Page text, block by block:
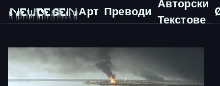
███▄    █ ▓█████  █     █░▓█████▄ ▓█████   ▄████ ▓█████  ███▄    █
██ ▀█   █ ▓█   ▀ ▓█░ █ ░█░▒██▀ ██▌▓█   ▀  ██▒ ▀█▒▓█   ▀  ██ ▀█   █
▓██  ▀█ ██▒▒███   ▒█░ █ ░█ ░██   █▌▒███   ▒██░▄▄▄░▒███   ▓██  ▀█ ██▒
▓██▒  ▐▌██▒▒▓█  ▄ ░█░ █ ░█ ░▓█▄   ▌▒▓█  ▄ ░▓█  ██▓▒▓█  ▄ ▓██▒  ▐▌██▒
▒██░   ▓██░░▒████▒░░██▒██▓ ░▒████▓ ░▒████▒░▒▓███▀▒░▒████▒▒██░   ▓██░
░ ▒░   ▒ ▒ ░░ ▒░ ░░ ▓░▒ ▒   ▒▒▓  ▒ ░░ ▒░ ░ ░▒   ▒ ░░ ▒░ ░░ ▒░   ▒ ▒
░ ░░   ░ ▒░ ░ ░  ░  ▒ ░ ░   ░ ▒  ▒  ░ ░  ░  ░   ░  ░ ░  ░░ ░░   ░ ▒░
Арт Преводи
Авторски
Текстове